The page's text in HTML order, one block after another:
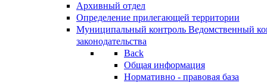
Архивный отдел
Определение прилегающей территории
Муниципальный контроль Ведомственный
законодательства
Back
Общая информация
Нормативно - правовая база